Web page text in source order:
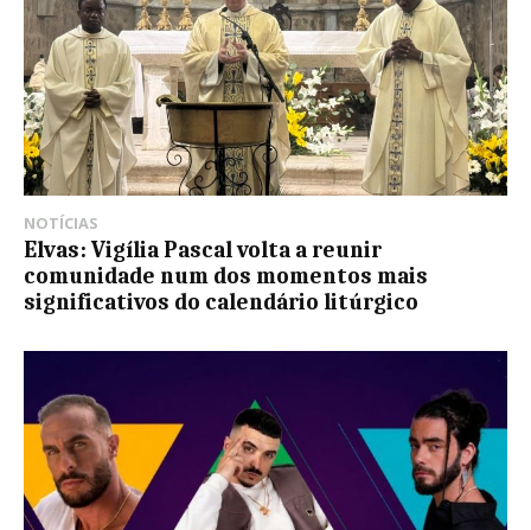
NOTÍCIAS
Elvas: Vigília Pascal volta a reunir
comunidade num dos momentos mais
significativos do calendário litúrgico